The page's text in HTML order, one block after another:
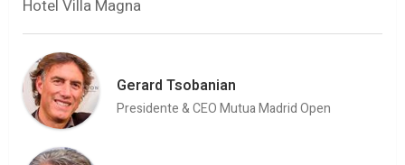
Hotel Villa Magna
Gerard Tsobanian
Presidente & CEO Mutua Madrid Open